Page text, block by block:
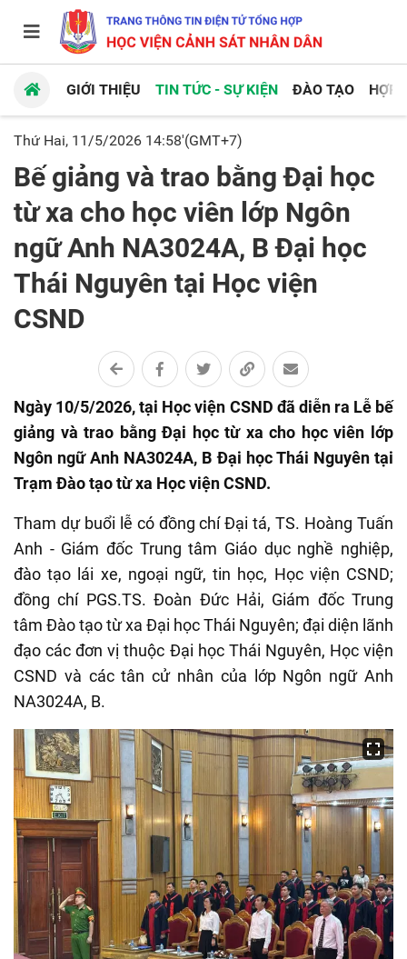
GIỚI THIỆU TIN TỨC - SỰ KIỆN ĐÀO TẠO HỢP
Thứ Hai, 11/5/2026 14:58'(GMT+7)
Bế giảng và trao bằng Đại học
từ xa cho học viên lớp Ngôn
ngữ Anh NA3024A, B Đại học
Thái Nguyên tại Học viện
CSND
Ngày 10/5/2026, tại Học viện CSND đã diễn ra Lễ bế
giảng và trao bằng Đại học từ xa cho học viên lớp
Ngôn ngữ Anh NA3024A, B Đại học Thái Nguyên tại
Trạm Đào tạo từ xa Học viện CSND.
Tham dự buổi lễ có đồng chí Đại tá, TS. Hoàng Tuấn
Anh - Giám đốc Trung tâm Giáo dục nghề nghiệp,
đào tạo lái xe, ngoại ngữ, tin học, Học viện CSND;
đồng chí PGS.TS. Đoàn Đức Hải, Giám đốc Trung
tâm Đào tạo từ xa Đại học Thái Nguyên; đại diện lãnh
đạo các đơn vị thuộc Đại học Thái Nguyên, Học viện
CSND và các tân cử nhân của lớp Ngôn ngữ Anh
NA3024A, B.